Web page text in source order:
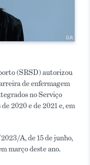
(SRSD) autorizou
de enfermagem
no Serviço
2020 e de 2021 e, em
A, de 15 de junho,
março deste ano.